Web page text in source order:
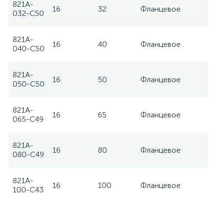
821A-
032-C50
16 32 Фланцевое
821A-
040-C50
16 40 Фланцевое
821A-
050-C50
16 50 Фланцевое
821A-
065-C49
16 65 Фланцевое
821A-
080-C49
16 80 Фланцевое
821A-
100-C43
16 100 Фланцевое